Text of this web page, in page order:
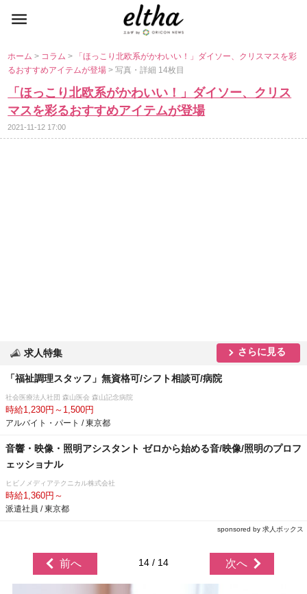
ホーム> コラム>
「ほっこり北欧系がかわいい！」ダイソー、クリスマスを彩
るおすすめアイテムが登場> 写真・詳細 14枚目
「ほっこり北欧系がかわいい！」ダイソー、クリス
マスを彩るおすすめアイテムが登場
2021-11-12 17:00
求人特集 さらに見る
「福祉調理スタッフ」無資格可/シフト相談可/病院
社会医療法人社団 森山医会 森山記念病院
時給1,230円～1,500円
アルバイト・パート / 東京都
音響・映像・照明アシスタント ゼロから始める音/映像/照明のプロフ
ェッショナル
ヒビノメディアテクニカル株式会社
時給1,360円～
派遣社員 / 東京都
sponsored by 求人ボックス
前へ 14 / 14 次へ